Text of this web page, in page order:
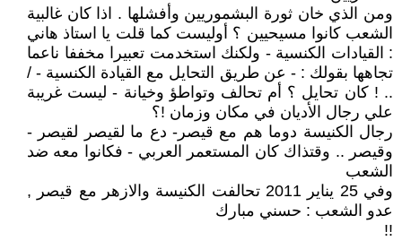
ومن الذي خان ثورة البشموريين وأفشلها . اذا كان غالبية
الشعب كانوا مسيحيين ؟ أوليست كما قلت يا استاذ هاني
: القيادات الكنسية - ولكنك استخدمت تعبيرا مخففا ناعما
تجاهها بقولك : - عن طريق التحايل مع القيادة الكنسية - /
.. ! كان تحايل ؟ أم تحالف وتواطؤ وخيانة - ليست غريبة
علي رجال الأديان في مكان وزمان !؟
رجال الكنيسة دوما هم مع قيصر- دع ما لقيصر لقيصر -
وقيصر .. وقتذاك كان المستعمر العربي - فكانوا معه ضد
الشعب
وفي 25 يناير 2011 تحالفت الكنيسة والازهر مع قيصر ,
عدو الشعب : حسني مبارك
!!